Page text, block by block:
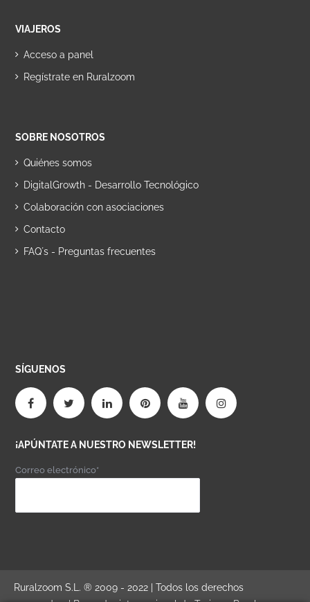
VIAJEROS
Acceso a panel
Regístrate en Ruralzoom
SOBRE NOSOTROS
Quiénes somos
DigitalGrowth - Desarrollo Tecnológico
Colaboración con asociaciones
Contacto
FAQ´s - Preguntas frecuentes
SÍGUENOS
¡APÚNTATE A NUESTRO NEWSLETTER!
Correo electrónico*
Ruralzoom S.L. ® 2009 - 2022 | Todos los derechos